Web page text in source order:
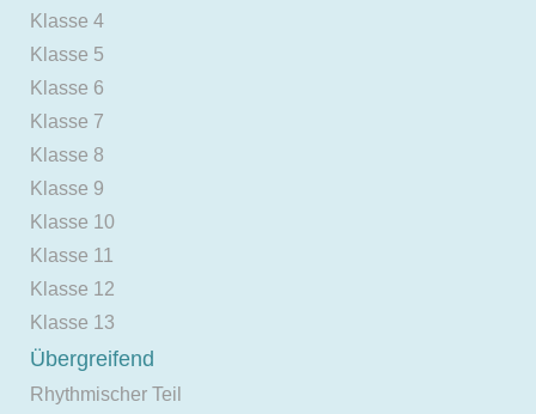
Klasse 4
Klasse 5
Klasse 6
Klasse 7
Klasse 8
Klasse 9
Klasse 10
Klasse 11
Klasse 12
Klasse 13
Übergreifend
Rhythmischer Teil